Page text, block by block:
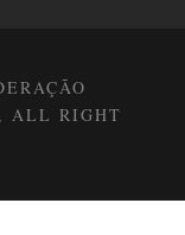
ALL RIGHT